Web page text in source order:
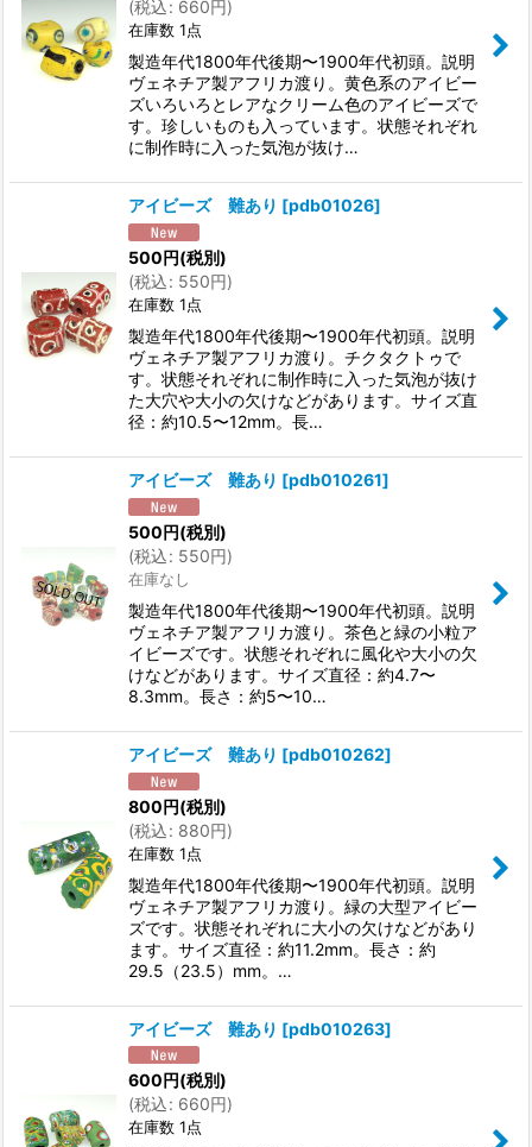
(税込: 660円)
在庫数 1点
製造年代1800年代後期〜1900年代初頭。説明
ヴェネチア製アフリカ渡り。黄色系のアイビー
ズいろいろとレアなクリーム色のアイビーズで
す。珍しいものも入っています。状態それぞれ
に制作時に入った気泡が抜け…
アイビーズ 難あり [pdb01026]
500円(税別)
(税込: 550円)
在庫数 1点
製造年代1800年代後期〜1900年代初頭。説明
ヴェネチア製アフリカ渡り。チクタクトゥで
す。状態それぞれに制作時に入った気泡が抜け
た大穴や大小の欠けなどがあります。サイズ直
径：約10.5〜12mm。長…
アイビーズ 難あり [pdb010261]
500円(税別)
(税込: 550円)
在庫なし
製造年代1800年代後期〜1900年代初頭。説明
ヴェネチア製アフリカ渡り。茶色と緑の小粒ア
イビーズです。状態それぞれに風化や大小の欠
けなどがあります。サイズ直径：約4.7〜
8.3mm。長さ：約5〜10…
アイビーズ 難あり [pdb010262]
800円(税別)
(税込: 880円)
在庫数 1点
製造年代1800年代後期〜1900年代初頭。説明
ヴェネチア製アフリカ渡り。緑の大型アイビー
ズです。状態それぞれに大小の欠けなどがあり
ます。サイズ直径：約11.2mm。長さ：約
29.5（23.5）mm。…
アイビーズ 難あり [pdb010263]
600円(税別)
(税込: 660円)
在庫数 1点